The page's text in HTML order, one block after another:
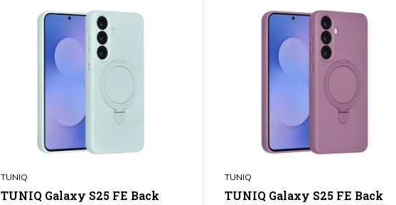
TUNIQ
TUNIQ Galaxy S25 FE Back
TUNIQ
TUNIQ Galaxy S25 FE Back